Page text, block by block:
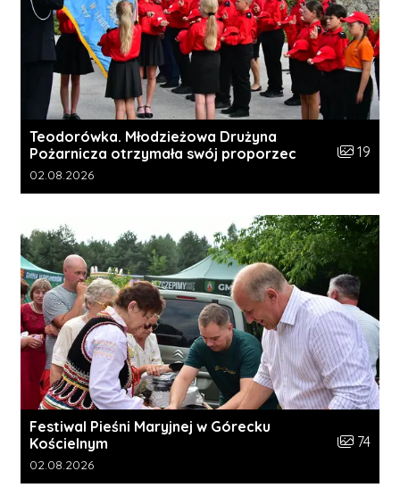
Teodorówka. Młodzieżowa Drużyna
Pożarnicza otrzymała swój proporzec
Liczba
19
Data dodania galerii:
02.08.2026
Festiwal Pieśni Maryjnej w Górecku
Kościelnym
Liczba
74
Data dodania galerii:
02.08.2026